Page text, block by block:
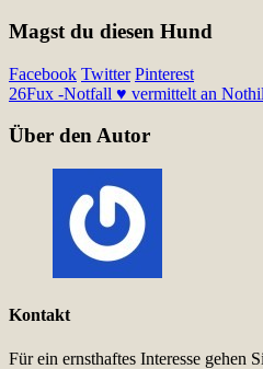
Magst du diesen Hund
Facebook Twitter Pinterest
26Fux -Notfall ♥ vermittelt an
Über den Autor
Kontakt
Für ein ernsthaftes Interesse gehen